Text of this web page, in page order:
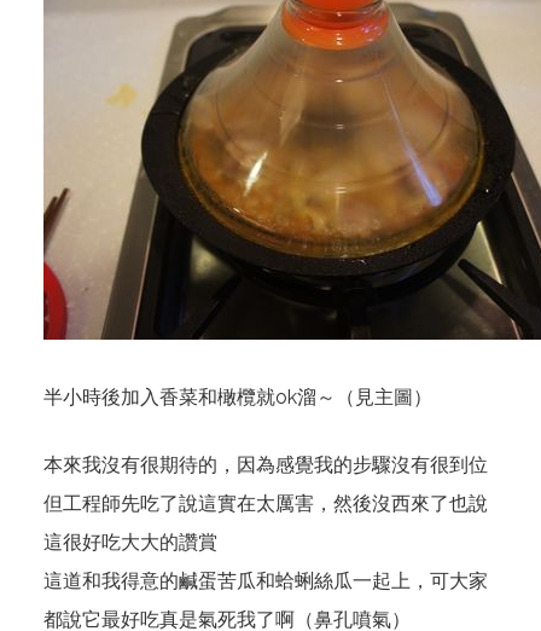
半小時後加入香菜和橄欖就ok溜～（見主圖）
本來我沒有很期待的，因為感覺我的步驟沒有很到位
但工程師先吃了說這實在太厲害，然後沒西來了也說
這很好吃大大的讚賞
這道和我得意的鹹蛋苦瓜和蛤蜊絲瓜一起上，可大家
都說它最好吃真是氣死我了啊（鼻孔噴氣）